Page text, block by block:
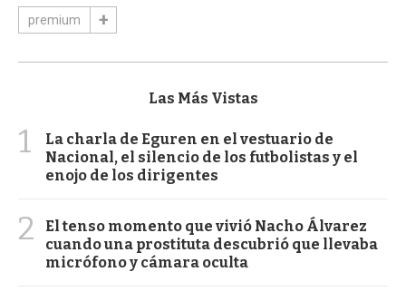
premium
Las Más Vistas
1
La charla de Eguren en el vestuario de
Nacional, el silencio de los futbolistas y el
enojo de los dirigentes
2
El tenso momento que vivió Nacho Álvarez
cuando una prostituta descubrió que llevaba
micrófono y cámara oculta